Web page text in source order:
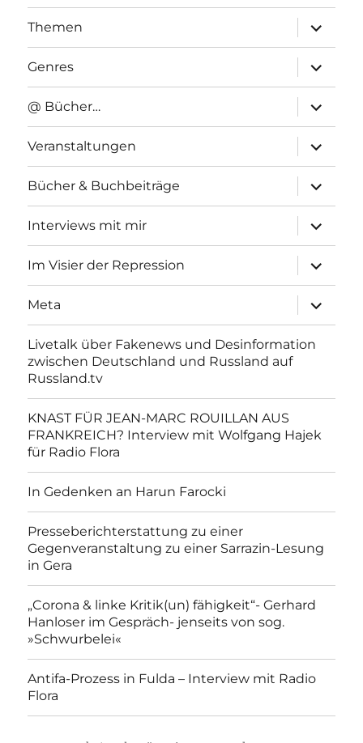
Themen
anzeigen
Genres
anzeigen
@ Bücher…
anzeigen
Veranstaltungen
anzeigen
Bücher & Buchbeiträge
anzeigen
Interviews mit mir
anzeigen
Im Visier der Repression
anzeigen
Meta
anzeigen
Livetalk über Fakenews und Desinformation
zwischen Deutschland und Russland auf
Russland.tv
KNAST FÜR JEAN-MARC ROUILLAN AUS
FRANKREICH? Interview mit Wolfgang Hajek
für Radio Flora
In Gedenken an Harun Farocki
Presseberichterstattung zu einer
Gegenveranstaltung zu einer Sarrazin-Lesung
in Gera
„Corona & linke Kritik(un) fähigkeit“- Gerhard
Hanloser im Gespräch- jenseits von sog.
»Schwurbelei«
Antifa-Prozess in Fulda – Interview mit Radio
Flora